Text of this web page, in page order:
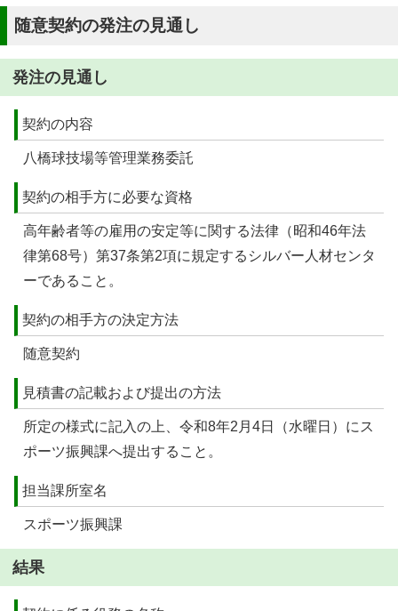
随意契約の発注の見通し
発注の見通し
契約の内容
八橋球技場等管理業務委託
契約の相手方に必要な資格
高年齢者等の雇用の安定等に関する法律（昭和46年法
律第68号）第37条第2項に規定するシルバー人材センタ
ーであること。
契約の相手方の決定方法
随意契約
見積書の記載および提出の方法
所定の様式に記入の上、令和8年2月4日（水曜日）にス
ポーツ振興課へ提出すること。
担当課所室名
スポーツ振興課
結果